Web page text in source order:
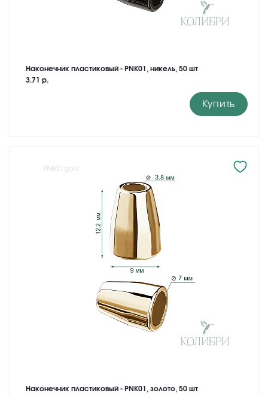
Наконечник пластиковый - PNK01, никель, 50 шт
3.71 р.
Купить
Наконечник пластиковый - PNK01, золото, 50 шт